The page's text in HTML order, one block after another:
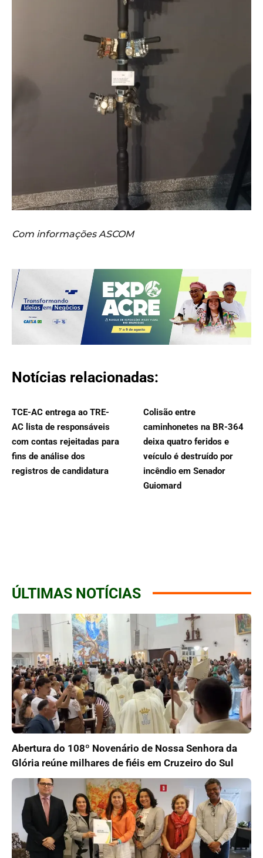
Com informações ASCOM
Notícias relacionadas:
TCE-AC entrega ao TRE-
AC lista de responsáveis
com contas rejeitadas para
fins de análise dos
registros de candidatura
Colisão entre
caminhonetes na BR-364
deixa quatro feridos e
veículo é destruído por
incêndio em Senador
Guiomard
ÚLTIMAS NOTÍCIAS
Abertura do 108º Novenário de Nossa Senhora da
Glória reúne milhares de fiéis em Cruzeiro do Sul